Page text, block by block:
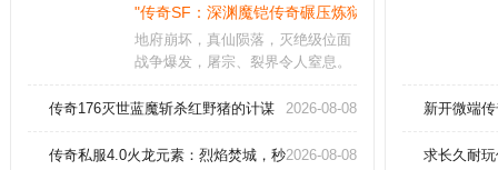
"传奇SF：深渊魔铠传奇碾压炼狱魔君的战略全集"
地府崩坏，真仙陨落，灭绝级位面
战争爆发，屠宗、裂界令人窒息。
意沸腾。秘境中暗藏天命棋局待你
世神弓
传奇176灭世蓝魔斩杀红野猪的计谋 2026-08-08
传奇私服4.0火龙元素：烈焰焚城，秒杀万敌，再现不朽传说！
2026-08-08
新开微端
求长久耐